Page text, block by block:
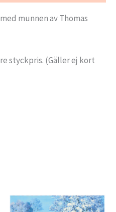
munnen av Thomas
styckpris. (Gäller ej kort